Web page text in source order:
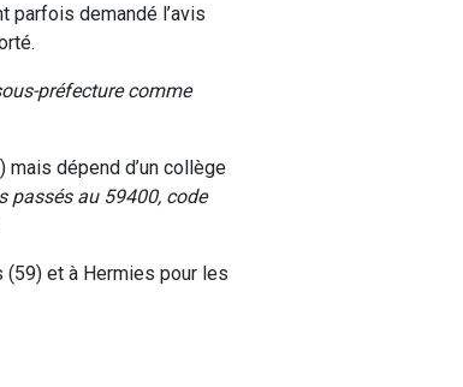
parfois demandé l’avis
préfecture comme
mais dépend d’un collège
passés au 59400, code
(59) et à Hermies pour les